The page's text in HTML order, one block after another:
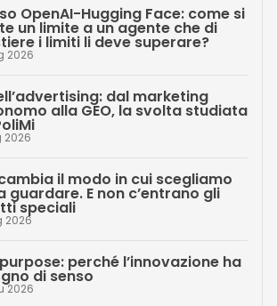
OpenAI-Hugging Face: come si
un limite a un agente che di
i limiti li deve superare?
2026
dal marketing
alla GEO, la svolta studiata
2026
cambia il modo in cui scegliamo
guardare. E non c’entrano gli
speciali
2026
perché l’innovazione ha
di senso
2026